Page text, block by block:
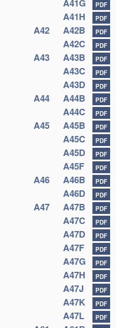
A41G PDF
A41H PDF
A42 A42B PDF
A42C PDF
A43 A43B PDF
A43C PDF
A43D PDF
A44 A44B PDF
A44C PDF
A45 A45B PDF
A45C PDF
A45D PDF
A45F PDF
A46 A46B PDF
A46D PDF
A47 A47B PDF
A47C PDF
A47D PDF
A47F PDF
A47G PDF
A47H PDF
A47J PDF
A47K PDF
A47L PDF